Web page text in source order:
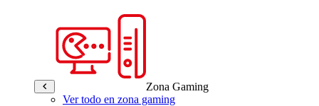
Zona Gaming
Ver todo en zona gaming